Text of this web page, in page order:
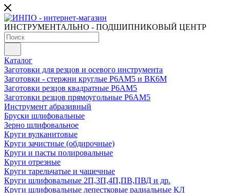
ИНСТРУМЕНТАЛЬНО - ПОДШИПНИКОВЫЙ ЦЕНТР
Каталог
Заготовки для резцов и осевого инструмента
Заготовки - стержни круглые Р6АМ5 и ВК6М
Заготовки резцов квадратные Р6АМ5
Заготовки резцов прямоугольные Р6АМ5
Инструмент абразивный
Бруски шлифовальные
Зерно шлифовальное
Круги вулканитовые
Круги зачистные (обдирочные)
Круги и пасты полировальные
Круги отрезные
Круги тарельчатые и чашечные
Круги шлифовальные 2П,3П,4П,ПВ,ПВД и др.
Круги шлифовальные лепестковые радиальные КЛ